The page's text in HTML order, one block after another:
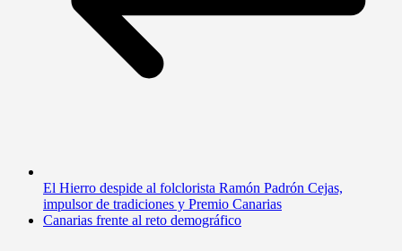
El Hierro despide al folclorista Ramón Padrón Cejas,
impulsor de tradiciones y Premio Canarias
Canarias frente al reto demográfico